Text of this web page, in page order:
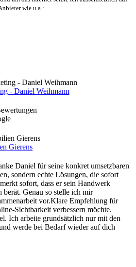
wie u.a.:
- Daniel Weihmann
Gierens
Daniel für seine konkret umsetzbaren
sondern echte Lösungen, die sofort
sofort, dass er sein Handwerk
berät. Genau so stelle ich mir
vor.Klare Empfehlung für
Sichtbarkeit verbessern möchte.
Ich arbeite grundsätzlich nur mit den
werde bei Bedarf wieder auf dich